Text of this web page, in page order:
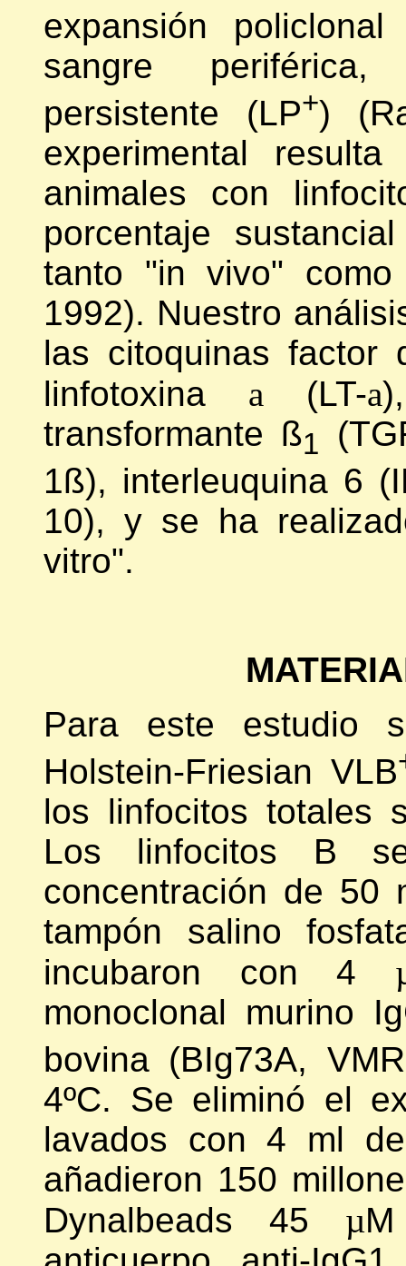
expansión
sangre periférica,
persistente (LP+)
experimental
animales con
porcentaje
tanto "in vivo"
1992). Nuestro
las citoquinas factor
linfotoxina a (LT-a
transformante ß1
1ß), interleuquina 6
10), y se ha
vitro".
Para este estudio
Holstein-Friesian VLB
los linfocitos totales
Los linfocitos B
concentración de 50
tampón salino
incubaron con 4
monoclonal murino
bovina (BIg73A,
4ºC. Se eliminó el
lavados con 4 ml
añadieron 150
Dynalbeads 45 µ